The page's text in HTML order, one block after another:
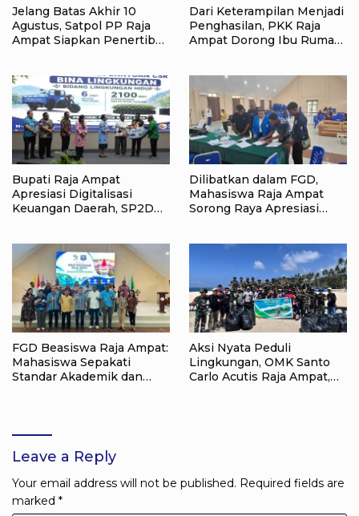
Jelang Batas Akhir 10
Agustus, Satpol PP Raja
Ampat Siapkan Penertiban
Dari Keterampilan Menjadi
Penghasilan, PKK Raja
Ampat Dorong Ibu Rumah
Bupati Raja Ampat
Apresiasi Digitalisasi
Keuangan Daerah, SP2D
Dilibatkan dalam FGD,
Mahasiswa Raja Ampat
Sorong Raya Apresiasi
FGD Beasiswa Raja Ampat:
Mahasiswa Sepakati
Standar Akademik dan
Aksi Nyata Peduli
Lingkungan, OMK Santo
Carlo Acutis Raja Ampat,
Leave a Reply
Your email address will not be published. Required fields are
marked *